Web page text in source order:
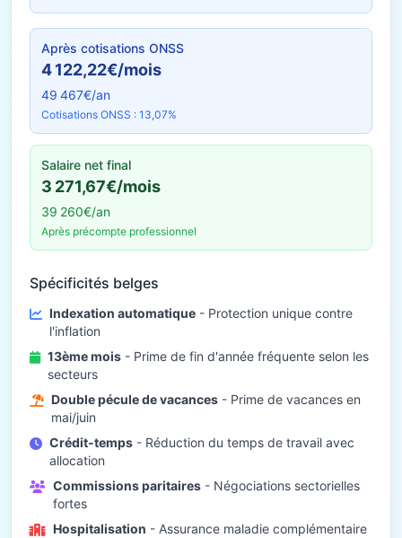
Après cotisations ONSS
4 122,22€/mois
49 467€/an
Cotisations ONSS : 13,07%
Salaire net final
3 271,67€/mois
39 260€/an
Après précompte professionnel
Spécificités belges
Indexation automatique - Protection unique contre
l'inflation
13ème mois - Prime de fin d'année fréquente selon les
secteurs
Double pécule de vacances - Prime de vacances en
mai/juin
Crédit-temps - Réduction du temps de travail avec
allocation
Commissions paritaires - Négociations sectorielles
fortes
Hospitalisation - Assurance maladie complémentaire